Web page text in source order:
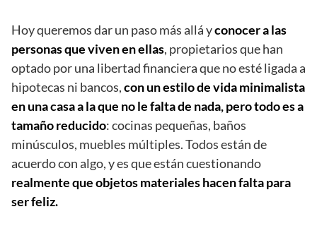
Hoy queremos dar un paso más allá yconocer a las
personas que viven en ellas, propietarios que han
optado por una libertad financiera que no esté ligada a
hipotecas ni bancos,con un estilo de vida minimalista
en una casa a la que no le falta de nada, pero todo es a
tamaño reducido: cocinas pequeñas, baños
minúsculos, muebles múltiples. Todos están de
acuerdo con algo, y es que están cuestionando
realmente que objetos materiales hacen falta para
ser feliz.